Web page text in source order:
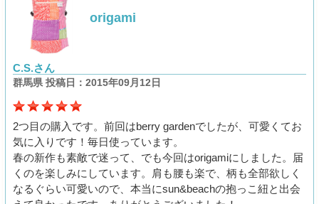
origami
C.S.さん
群馬県 投稿日：2015年09月12日
2つ目の購入です。前回はberry gardenでしたが、可愛くてお
気に入りです！毎日使っています。
春の新作も素敵で迷って、でも今回はorigamiにしました。届
くのを楽しみにしています。肩も腰も楽で、柄も全部欲しく
なるぐらい可愛いので、本当にsun&beachの抱っこ紐と出会